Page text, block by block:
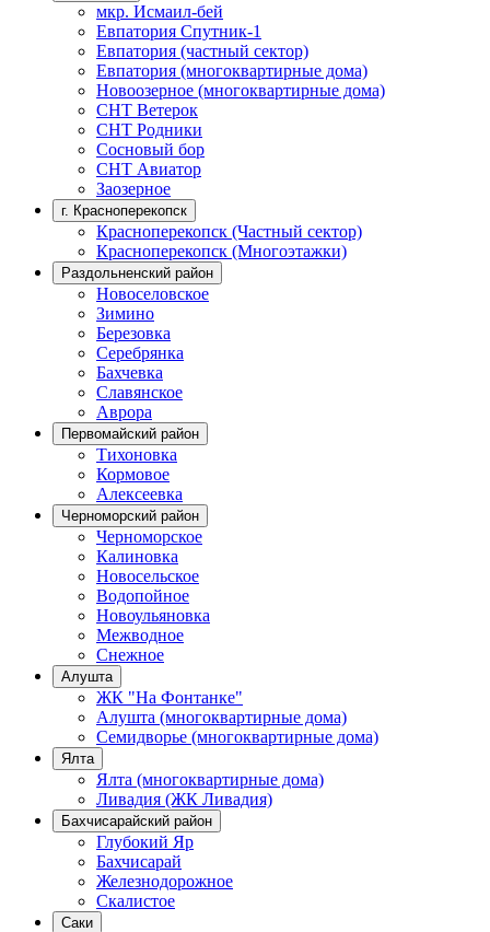
мкр. Исмаил-бей
Евпатория Спутник-1
Евпатория (частный сектор)
Евпатория (многоквартирные дома)
Новоозерное (многоквартирные дома)
СНТ Ветерок
СНТ Родники
Сосновый бор
СНТ Авиатор
Заозерное
г. Красноперекопск
Красноперекопск (Частный сектор)
Красноперекопск (Многоэтажки)
Раздольненский район
Новоселовское
Зимино
Березовка
Серебрянка
Бахчевка
Славянское
Аврора
Первомайский район
Тихоновка
Кормовое
Алексеевка
Черноморский район
Черноморское
Калиновка
Новосельское
Водопойное
Новоульяновка
Межводное
Снежное
Алушта
ЖК "На Фонтанке"
Алушта (многоквартирные дома)
Семидворье (многоквартирные дома)
Ялта
Ялта (многоквартирные дома)
Ливадия (ЖК Ливадия)
Бахчисарайский район
Глубокий Яр
Бахчисарай
Железнодорожное
Скалистое
Саки